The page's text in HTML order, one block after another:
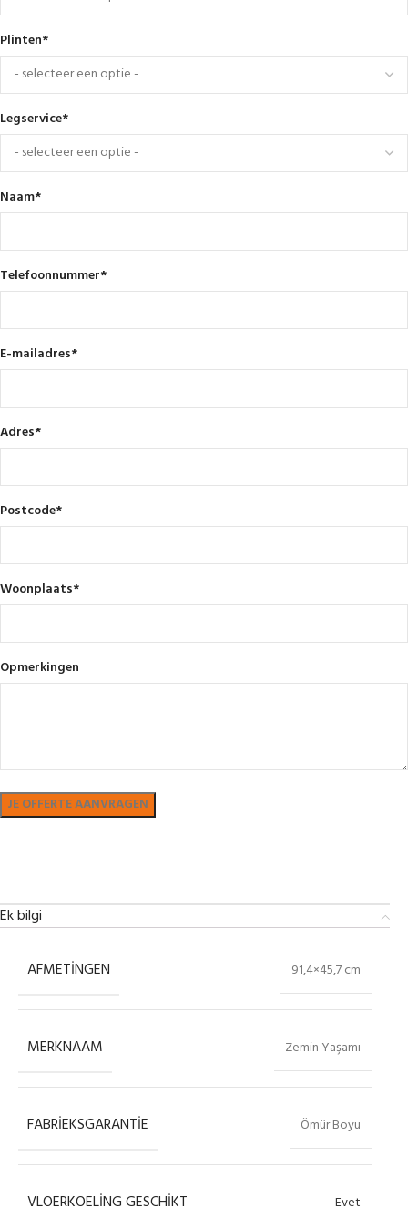
Plinten*
Legservice*
Naam*
Telefoonnummer*
E-mailadres*
Adres*
Postcode*
Woonplaats*
Opmerkingen
Ek bilgi
AFMETINGEN 91,4×45,7 cm
MERKNAAM Zemin Yaşamı
FABRIEKSGARANTIE Ömür Boyu
VLOERKOELING GESCHIKT Evet